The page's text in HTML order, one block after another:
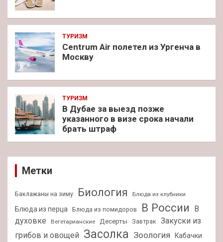
ТУРИЗМ
Centrum Air полетел из Ургенча в
Москву
ТУРИЗМ
В Дубае за выезд позже
указанного в визе срока начали
брать штраф
Метки
Баклажаны на зиму Биология Блюда из клубники
Блюда из перца Блюда из помидоров В России
В
духовке
Вегетарианские Десерты Завтрак Закуски из
грибов и овощей Засолка Зоология Кабачки